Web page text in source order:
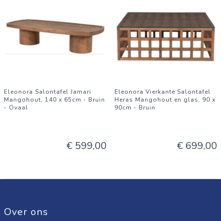
Eleonora Salontafel Jamari
Mangohout, 140 x 65cm - Bruin
- Ovaal
€ 599,00
Eleonora Vierkante Salontafel
Heras Mangohout en glas, 90 x
90cm - Bruin
€ 699,00
Over ons